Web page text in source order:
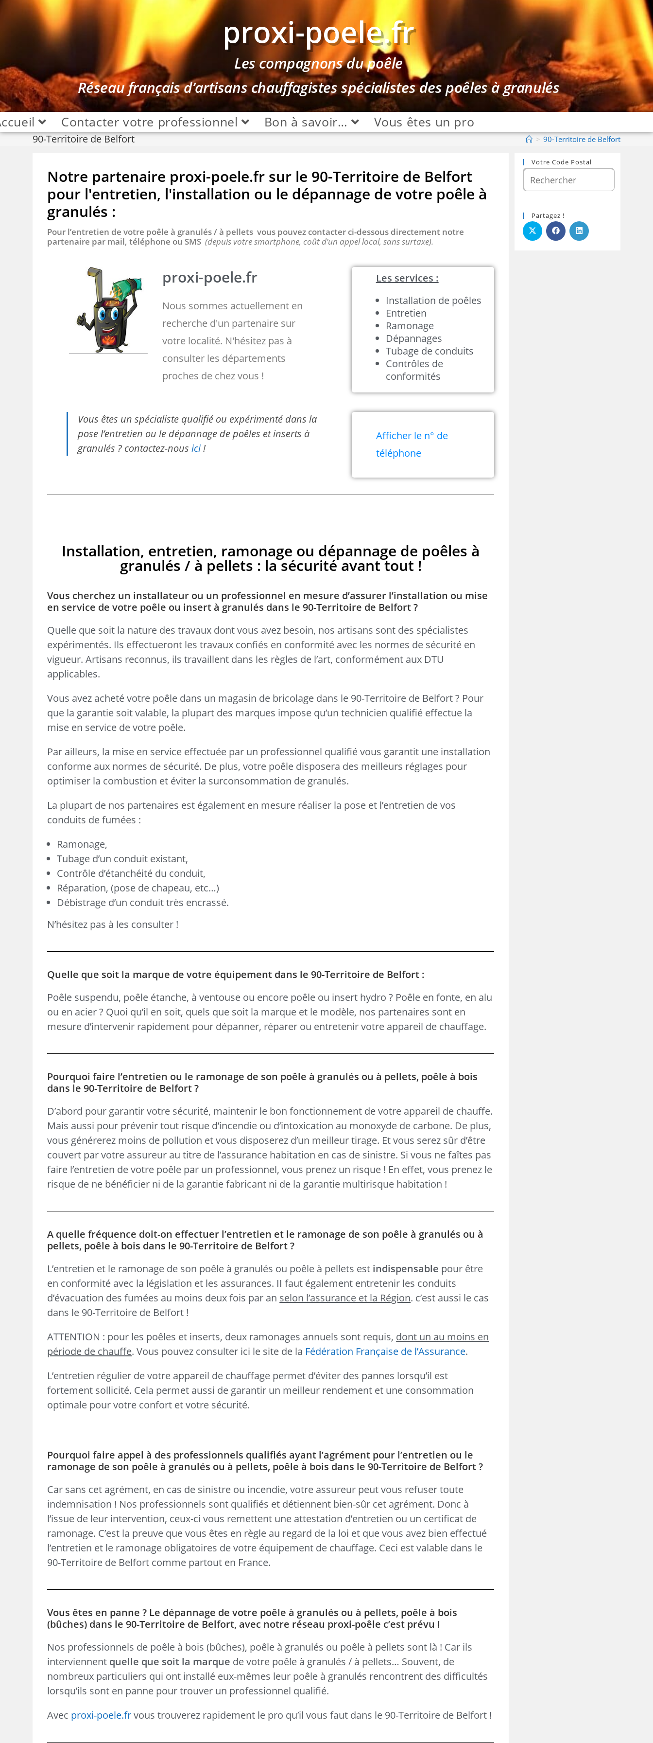
proxi-poele.fr
Les compagnons du poêle
Réseau français d’artisans chauffagistes spécialistes des poêles à granulés
Contacter votre professionnel Bon à savoir… Vous êtes un pro
90-Territoire de Belfort > 90-Territoire de Belfort
Notre partenaire proxi-poele.fr sur le 90-Territoire de Belfort
pour l'entretien, l'installation ou le dépannage de votre poêle à
granulés :
Pour l’entretien de votre poêle à granulés / à pellets vous pouvez contacter ci-dessous directement notre
partenaire par mail, téléphone ou SMS(depuis votre smartphone, coût d’un appel local, sans surtaxe).
proxi-poele.fr
Nous sommes actuellement en
recherche d'un partenaire sur
votre localité. N'hésitez pas à
consulter les départements
proches de chez vous !
Les services :
Installation de poêles
Entretien
Ramonage
Dépannages
Tubage de conduits
Contrôles de
conformités
Vous êtes un spécialiste qualifié ou expérimenté dans la
pose l’entretien ou le dépannage de poêles et inserts à
granulés ? contactez-nousici!
Afficher le n° de
téléphone
Installation, entretien, ramonage ou dépannage de poêles à
granulés / à pellets : la sécurité avant tout !
Vous cherchez un installateur ou un professionnel en mesure d’assurer l’installation ou mise
en service de votre poêle ou insert à granulés dans le 90-Territoire de Belfort ?
Quelle que soit la nature des travaux dont vous avez besoin, nos artisans sont des spécialistes
expérimentés. Ils effectueront les travaux confiés en conformité avec les normes de sécurité en
vigueur. Artisans reconnus, ils travaillent dans les règles de l’art, conformément aux DTU
applicables.
Vous avez acheté votre poêle dans un magasin de bricolage dans le 90-Territoire de Belfort ? Pour
que la garantie soit valable, la plupart des marques impose qu’un technicien qualifié effectue la
mise en service de votre poêle.
Par ailleurs, la mise en service effectuée par un professionnel qualifié vous garantit une installation
conforme aux normes de sécurité. De plus, votre poêle disposera des meilleurs réglages pour
optimiser la combustion et éviter la surconsommation de granulés.
La plupart de nos partenaires est également en mesure réaliser la pose et l’entretien de vos
conduits de fumées :
Ramonage,
Tubage d’un conduit existant,
Contrôle d’étanchéité du conduit,
Réparation, (pose de chapeau, etc…)
Débistrage d’un conduit très encrassé.
N’hésitez pas à les consulter !
Quelle que soit la marque de votre équipement dans le 90-Territoire de Belfort :
Poêle suspendu, poêle étanche, à ventouse ou encore poêle ou insert hydro ? Poêle en fonte, en alu
ou en acier ? Quoi qu’il en soit, quels que soit la marque et le modèle, nos partenaires sont en
mesure d’intervenir rapidement pour dépanner, réparer ou entretenir votre appareil de chauffage.
Pourquoi faire l’entretien ou le ramonage de son poêle à granulés ou à pellets, poêle à bois
dans le 90-Territoire de Belfort ?
D’abord pour garantir votre sécurité, maintenir le bon fonctionnement de votre appareil de chauffe.
Mais aussi pour prévenir tout risque d’incendie ou d’intoxication au monoxyde de carbone. De plus,
vous générerez moins de pollution et vous disposerez d’un meilleur tirage. Et vous serez sûr d’être
couvert par votre assureur au titre de l’assurance habitation en cas de sinistre. Si vous ne faîtes pas
faire l’entretien de votre poêle par un professionnel, vous prenez un risque ! En effet, vous prenez le
risque de ne bénéficier ni de la garantie fabricant ni de la garantie multirisque habitation !
A quelle fréquence doit-on effectuer l’entretien et le ramonage de son poêle à granulés ou à
pellets, poêle à bois dans le 90-Territoire de Belfort ?
L’entretien et le ramonage de son poêle à granulés ou poêle à pellets est indispensable pour être
en conformité avec la législation et les assurances. II faut également entretenir les conduits
d’évacuation des fumées au moins deux fois par an selon l’assurance et la Région. c’est aussi le cas
dans le 90-Territoire de Belfort !
ATTENTION : pour les poêles et inserts, deux ramonages annuels sont requis, dont un au moins en
période de chauffe. Vous pouvez consulter ici le site de la Fédération Française de l’Assurance.
L’entretien régulier de votre appareil de chauffage permet d’éviter des pannes lorsqu’il est
fortement sollicité. Cela permet aussi de garantir un meilleur rendement et une consommation
optimale pour votre confort et votre sécurité.
Pourquoi faire appel à des professionnels qualifiés ayant l’agrément pour l’entretien ou le
ramonage de son poêle à granulés ou à pellets, poêle à bois dans le 90-Territoire de Belfort ?
Car sans cet agrément, en cas de sinistre ou incendie, votre assureur peut vous refuser toute
indemnisation ! Nos professionnels sont qualifiés et détiennent bien-sûr cet agrément. Donc à
l’issue de leur intervention, ceux-ci vous remettent une attestation d’entretien ou un certificat de
ramonage. C’est la preuve que vous êtes en règle au regard de la loi et que vous avez bien effectué
l’entretien et le ramonage obligatoires de votre équipement de chauffage. Ceci est valable dans le
90-Territoire de Belfort comme partout en France.
Vous êtes en panne ? Le dépannage de votre poêle à granulés ou à pellets, poêle à bois
(bûches) dans le 90-Territoire de Belfort, avec notre réseau proxi-poêle c’est prévu !
Nos professionnels de poêle à bois (bûches), poêle à granulés ou poêle à pellets sont là ! Car ils
interviennent quelle que soit la marque de votre poêle à granulés / à pellets… Souvent, de
nombreux particuliers qui ont installé eux-mêmes leur poêle à granulés rencontrent des difficultés
lorsqu’ils sont en panne pour trouver un professionnel qualifié.
Avec proxi-poele.frvous trouverez rapidement le pro qu’il vous faut dans le 90-Territoire de Belfort !
Votre Code Postal
Partagez !